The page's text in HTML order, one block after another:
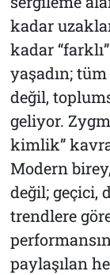
kadar
kadar
yaşadın;
değil,
geliyor.
kimlik”
Modern
değil; geçici,
trendlere
paylaşılan